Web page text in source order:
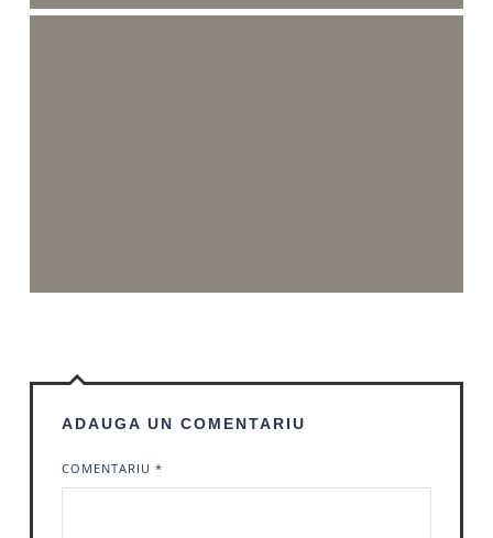
ADAUGA UN COMENTARIU
COMENTARIU *